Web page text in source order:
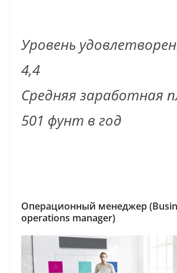
Уровень
4,4
Средняя заработная
501 фунт в год
Операционный менеджер
operations manager)